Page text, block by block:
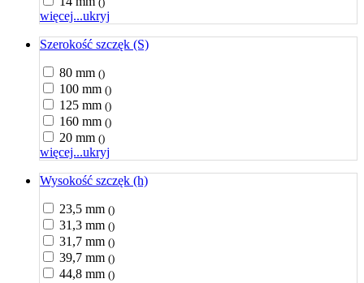
więcej...ukryj
Szerokość szczęk (S)
80 mm ()
100 mm ()
125 mm ()
160 mm ()
20 mm ()
więcej...ukryj
Wysokość szczęk (h)
23,5 mm ()
31,3 mm ()
31,7 mm ()
39,7 mm ()
44,8 mm ()